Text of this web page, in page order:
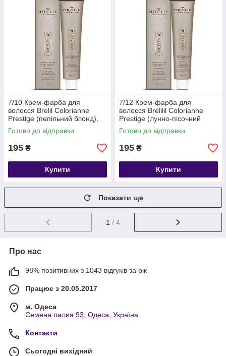
7/10 Крем-фарба для
волосся Brelil Colorianne
Prestige (пепільний блонд),
100 мл
Готово до відправки
195 ₴
Купити
7/12 Крем-фарба для
волосся Brelilil Colorianne
Prestige (лунно-пісочний
блонд), 100 мл
Готово до відправки
195 ₴
Купити
Показати ще
1 / 4
Про нас
98% позитивних з 1043 відгуків за рік
Працює з 20.05.2017
м. Одеса
Семена палия 93, Одеса, Україна
Контакти
Сьогодні вихідний